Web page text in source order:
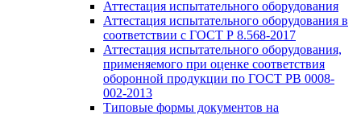
Аттестация испытательного оборудования
Аттестация испытательного оборудования в
соответствии с ГОСТ Р 8.568-2017
Аттестация испытательного оборудования,
применяемого при оценке соответствия
оборонной продукции по ГОСТ РВ 0008-
002-2013
Типовые формы документов на